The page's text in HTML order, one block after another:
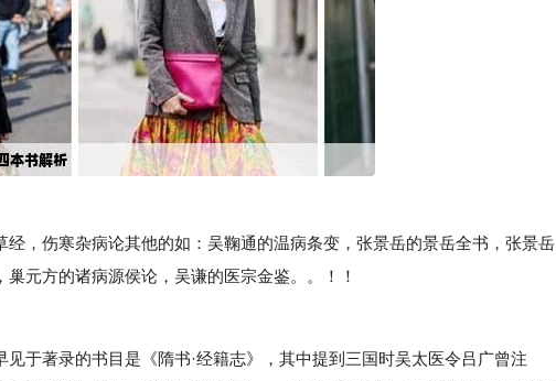
伤寒杂病论其他的如：吴鞠通的温病条变，张景岳的景岳全书，张景岳
元方的诸病源侯论，吴谦的医宗金鉴。。！！
著录的书目是《隋书·经籍志》，其中提到三国时吴太医令吕广曾注